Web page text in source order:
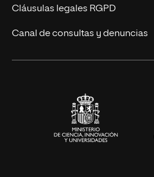
UNIR Revista
Eventos
Cláusulas legales RGPD
Canal de consultas y denuncias